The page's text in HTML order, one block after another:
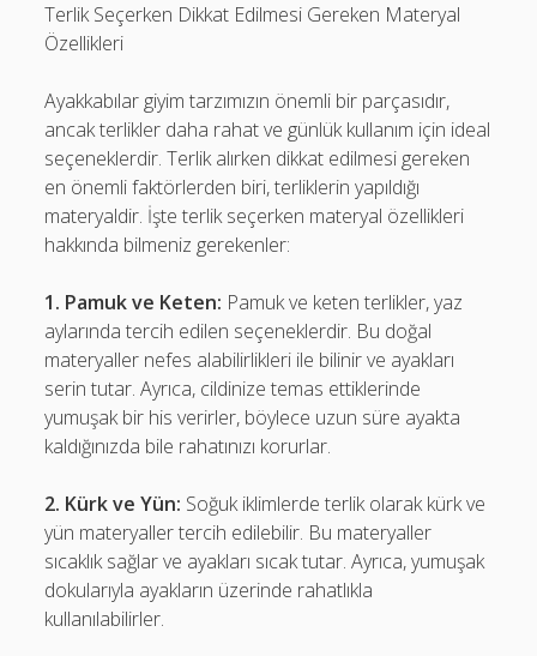
Terlik Seçerken Dikkat Edilmesi Gereken Materyal
Özellikleri
Ayakkabılar giyim tarzımızın önemli bir parçasıdır,
ancak terlikler daha rahat ve günlük kullanım için ideal
seçeneklerdir. Terlik alırken dikkat edilmesi gereken
en önemli faktörlerden biri, terliklerin yapıldığı
materyaldir. İşte terlik seçerken materyal özellikleri
hakkında bilmeniz gerekenler:
1. Pamuk ve Keten: Pamuk ve keten terlikler, yaz
aylarında tercih edilen seçeneklerdir. Bu doğal
materyaller nefes alabilirlikleri ile bilinir ve ayakları
serin tutar. Ayrıca, cildinize temas ettiklerinde
yumuşak bir his verirler, böylece uzun süre ayakta
kaldığınızda bile rahatınızı korurlar.
2. Kürk ve Yün: Soğuk iklimlerde terlik olarak kürk ve
yün materyaller tercih edilebilir. Bu materyaller
sıcaklık sağlar ve ayakları sıcak tutar. Ayrıca, yumuşak
dokularıyla ayakların üzerinde rahatlıkla
kullanılabilirler.